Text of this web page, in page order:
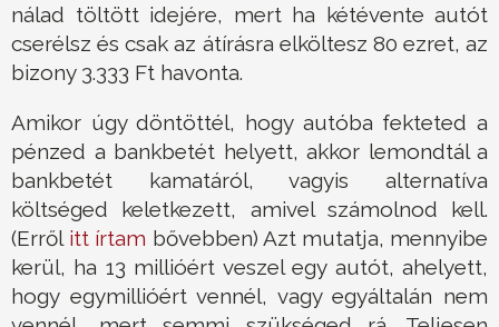
nálad töltött idejére, mert ha kétévente autót
cserélsz és csak az átírásra elköltesz 80 ezret, az
bizony 3.333 Ft havonta.
Amikor úgy döntöttél, hogy autóba fekteted a
pénzed a bankbetét helyett, akkor lemondtál a
bankbetét kamatáról, vagyis alternatíva
költséged keletkezett, amivel számolnod kell.
(Erről itt írtam bővebben) Azt mutatja, mennyibe
kerül, ha 13 millióért veszel egy autót, ahelyett,
hogy egymillióért vennél, vagy egyáltalán nem